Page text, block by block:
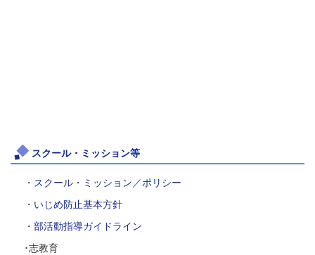
スクール・ミッション等
・ スクール・ミッション／ポリシー
・ いじめ防止基本方針
・ 部活動指導ガイドライン
･志教育